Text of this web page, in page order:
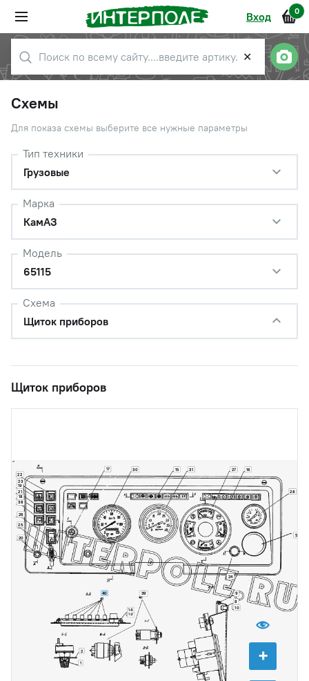
Вход 0
✕
Схемы
Для показа схемы выберите все нужные параметры
Тип техники
Грузовые
Марка
КамАЗ
Модель
65115
Схема
Щиток приборов
Щиток приборов
+
1
2
5
8
9
10
13
14
15 16
17
18
19
20
21
22
23
24
25
26
27
28
30 31
38
39
40